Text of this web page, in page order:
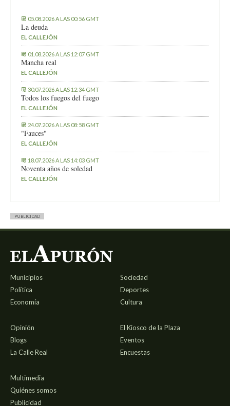
05.08.2026 A LAS 00:56 GMT
La deuda
EL CALLEJÓN
01.08.2026 A LAS 12:07 GMT
Mancha real
EL CALLEJÓN
30.07.2026 A LAS 12:34 GMT
Todos los fuegos del fuego
EL CALLEJÓN
24.07.2026 A LAS 08:58 GMT
"Fauces"
EL CALLEJÓN
18.07.2026 A LAS 14:03 GMT
Noventa años de soledad
EL CALLEJÓN
PUBLICIDAD
Municipios
Política
Economía
Sociedad
Deportes
Cultura
Opinión
Blogs
La Calle Real
El Kiosco de la Plaza
Eventos
Encuestas
Multimedia
Quiénes somos
Publicidad